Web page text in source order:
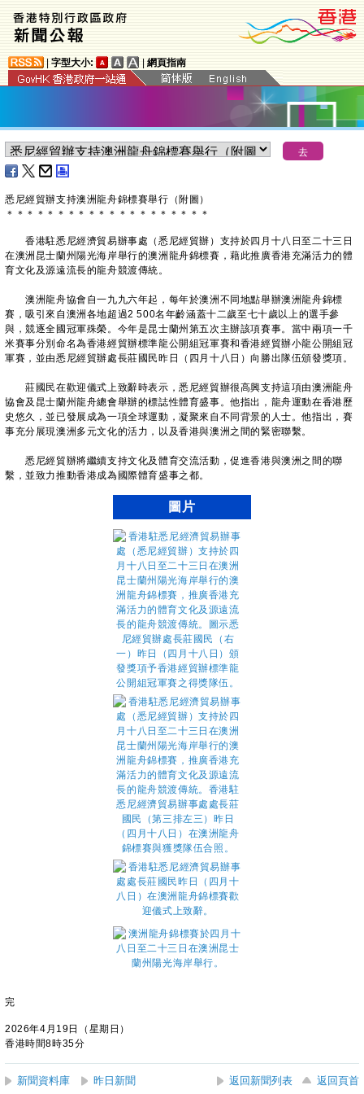
字型大小: 網頁指南
​悉尼經貿辦支持澳洲龍舟錦標賽舉行（附圖）
＊ ＊ ＊ ＊ ＊ ＊ ＊ ＊ ＊ ＊ ＊ ＊ ＊ ＊ ＊ ＊ ＊ ＊ ＊ ＊
香港駐悉尼經濟貿易辦事處（悉尼經貿辦）支持於四月十八日至二十三日
在澳洲昆士蘭州陽光海岸舉行的澳洲龍舟錦標賽，藉此推廣香港充滿活力的體
育文化及源遠流長的龍舟競渡傳統。
澳洲龍舟協會自一九九六年起，每年於澳洲不同地點舉辦澳洲龍舟錦標
賽，吸引來自澳洲各地超過2 500名年齡涵蓋十二歲至七十歲以上的選手參
與，競逐全國冠軍殊榮。今年是昆士蘭州第五次主辦該項賽事。當中兩項一千
米賽事分別命名為香港經貿辦標準龍公開組冠軍賽和香港經貿辦小龍公開組冠
軍賽，並由悉尼經貿辦處長莊國民昨日（四月十八日）向勝出隊伍頒發獎項。
莊國民在歡迎儀式上致辭時表示，悉尼經貿辦很高興支持這項由澳洲龍舟
協會及昆士蘭州龍舟總會舉辦的標誌性體育盛事。他指出，龍舟運動在香港歷
史悠久，並已發展成為一項全球運動，凝聚來自不同背景的人士。他指出，賽
事充分展現澳洲多元文化的活力，以及香港與澳洲之間的緊密聯繫。
悉尼經貿辦將繼續支持文化及體育交流活動，促進香港與澳洲之間的聯
繫，並致力推動香港成為國際體育盛事之都。
圖片
完
2026年4月19日（星期日）
香港時間8時35分
新聞資料庫 昨日新聞 返回新聞列表 返回頁首